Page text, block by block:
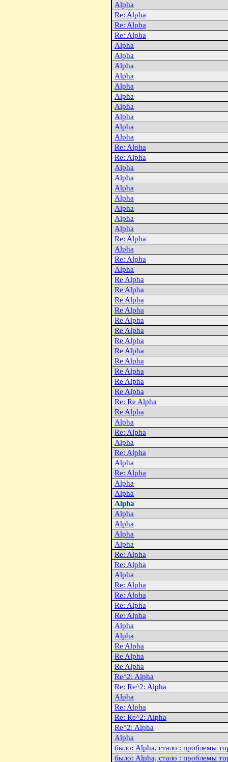
Alpha
Re: Alpha
Re: Alpha
Re: Alpha
Alpha
Alpha
Alpha
Alpha
Alpha
Alpha
Alpha
Alpha
Alpha
Alpha
Re: Alpha
Re: Alpha
Alpha
Alpha
Alpha
Alpha
Alpha
Alpha
Alpha
Re: Alpha
Alpha
Re: Alpha
Alpha
Re Alpha
Re Alpha
Re Alpha
Re Alpha
Re Alpha
Re Alpha
Re Alpha
Re Alpha
Re Alpha
Re Alpha
Re Alpha
Re Alpha
Re: Re Alpha
Re Alpha
Alpha
Re: Alpha
Alpha
Re: Alpha
Alpha
Re: Alpha
Alpha
Alpha
Alpha
Alpha
Alpha
Alpha
Alpha
Re: Alpha
Re: Alpha
Alpha
Re: Alpha
Re: Alpha
Re: Alpha
Re: Alpha
Alpha
Alpha
Re Alpha
Re Alpha
Re Alpha
Re^2: Alpha
Re: Re^2: Alpha
Alpha
Re: Alpha
Re: Re^2: Alpha
Re^2: Alpha
Alpha
было: Alpha, стало : пpоблемы
было: Alpha, стало : пpоблемы